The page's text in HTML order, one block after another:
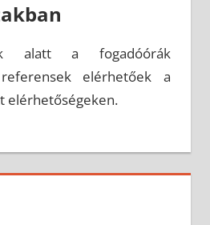
alatt a fogadóórák
elérhetőek a
elérhetőségeken.